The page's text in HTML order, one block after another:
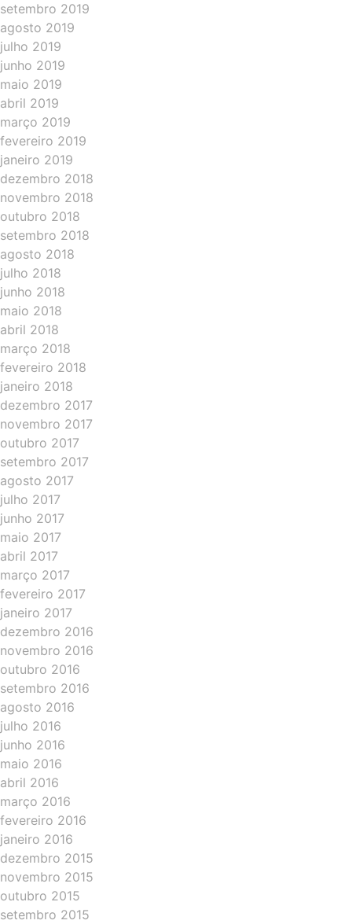
setembro 2019
agosto 2019
julho 2019
junho 2019
maio 2019
abril 2019
março 2019
fevereiro 2019
janeiro 2019
dezembro 2018
novembro 2018
outubro 2018
setembro 2018
agosto 2018
julho 2018
junho 2018
maio 2018
abril 2018
março 2018
fevereiro 2018
janeiro 2018
dezembro 2017
novembro 2017
outubro 2017
setembro 2017
agosto 2017
julho 2017
junho 2017
maio 2017
abril 2017
março 2017
fevereiro 2017
janeiro 2017
dezembro 2016
novembro 2016
outubro 2016
setembro 2016
agosto 2016
julho 2016
junho 2016
maio 2016
abril 2016
março 2016
fevereiro 2016
janeiro 2016
dezembro 2015
novembro 2015
outubro 2015
setembro 2015